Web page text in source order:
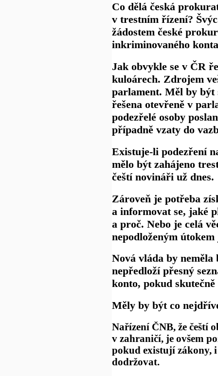
Co dělá česká
v trestním řízení?
žádostem české
inkriminovaného
Jak obvykle se v ČR
kuloárech. Zdrojem
parlament. Měl by být
řešena otevřeně v
podezřelé osoby
případně vzaty do
Existuje-li podezření
mělo být zahájeno
čeští novináři už dnes.
Zároveň je potřeba
a informovat se, jaké
a proč. Nebo je celá
nepodloženým
Nová vláda by neměla
nepředloží přesný
konto, pokud
Měly by být co
Nařízení ČNB, že čeští
v zahraničí, je ovšem
pokud existují zákony,
dodržovat.